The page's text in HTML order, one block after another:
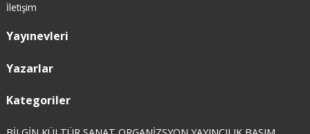
İletişim
Yayınevleri
Yazarlar
Kategoriler